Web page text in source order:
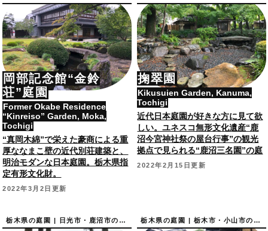
岡部記念館“金鈴
荘”庭園
Former Okabe Residence
“Kinreiso” Garden, Moka,
Tochigi
“真岡木綿”で栄えた豪商による重
厚ななまこ壁の近代別荘建築と、
明治モダンな日本庭園。栃木県指
定有形文化財。
2022年3月2日更新
掬翠園
Kikusuien Garden, Kanuma,
Tochigi
近代日本庭園が好きな方に見て欲
しい。ユネスコ無形文化遺産“鹿
沼今宮神社祭の屋台行事”の観光
拠点で見られる“鹿沼三名園”の庭
園。
2022年2月15日更新
栃木県の庭園 | 日光市・鹿沼市の庭園 栃木県の庭園 | 栃木市・小山市の庭園